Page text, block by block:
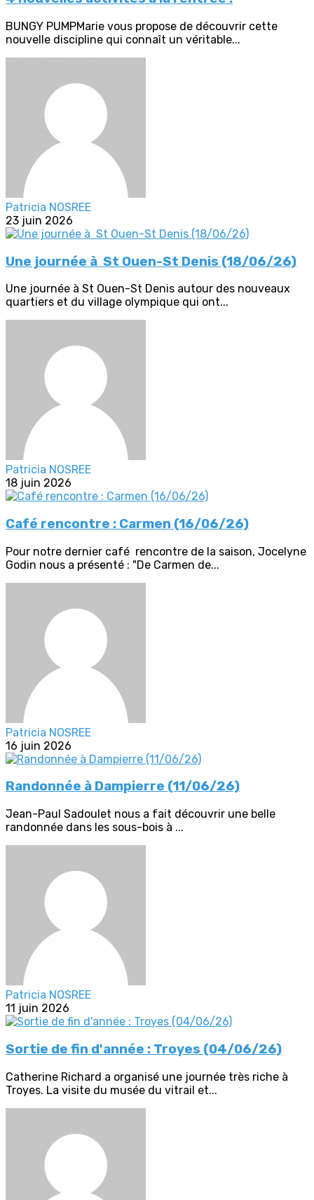
BUNGY PUMPMarie vous propose de découvrir cette
nouvelle discipline qui connaît un véritable...
Patricia NOSREE
23 juin 2026
Une journée à St Ouen-St Denis (18/06/26)
Une journée à St Ouen-St Denis autour des nouveaux
quartiers et du village olympique qui ont...
Patricia NOSREE
18 juin 2026
Café rencontre : Carmen (16/06/26)
Pour notre dernier café rencontre de la saison, Jocelyne
Godin nous a présenté : "De Carmen de...
Patricia NOSREE
16 juin 2026
Randonnée à Dampierre (11/06/26)
Jean-Paul Sadoulet nous a fait découvrir une belle
randonnée dans les sous-bois à ...
Patricia NOSREE
11 juin 2026
Sortie de fin d'année : Troyes (04/06/26)
Catherine Richard a organisé une journée très riche à
Troyes. La visite du musée du vitrail et...